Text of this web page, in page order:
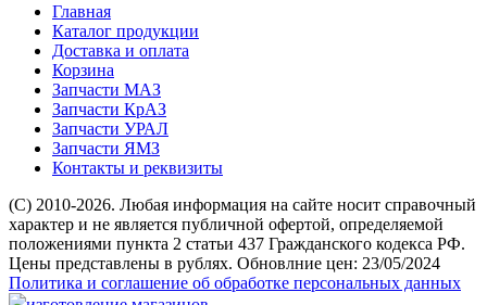
Главная
Каталог продукции
Доставка и оплата
Корзина
Запчасти МАЗ
Запчасти КрАЗ
Запчасти УРАЛ
Запчасти ЯМЗ
Контакты и реквизиты
(C) 2010-2026. Любая информация на сайте носит справочный
характер и не является публичной офертой, определяемой
положениями пункта 2 статьи 437 Гражданского кодекса РФ.
Цены представлены в рублях. Обновлние цен: 23/05/2024
Политика и соглашение об обработке персональных данных